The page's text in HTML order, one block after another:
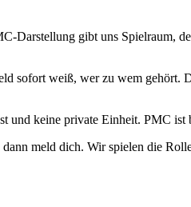
Darstellung gibt uns
sofort weiß, wer zu wem gehört.
keine private Einheit. PMC
meld dich. Wir spielen die